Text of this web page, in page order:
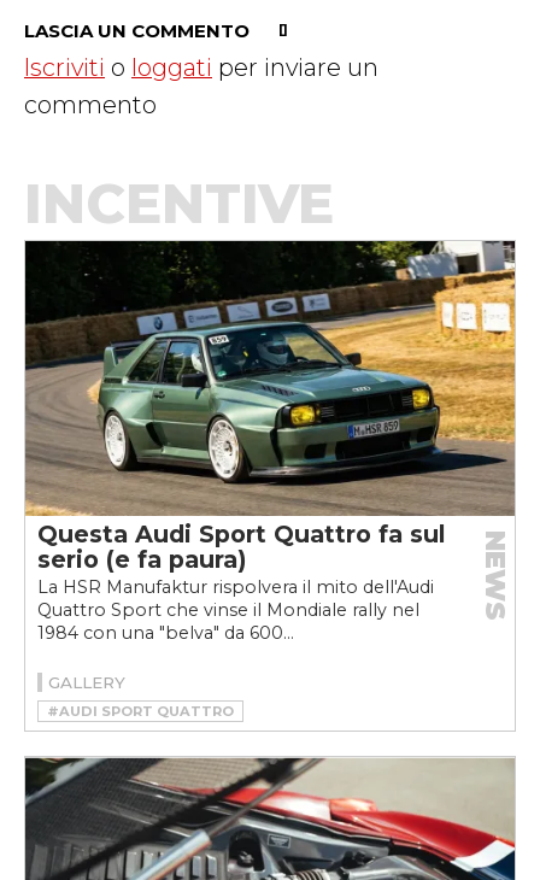
LASCIA UN COMMENTO
Iscriviti o loggati per inviare un
commento
INCENTIVE
Questa Audi Sport Quattro fa sul
serio (e fa paura)
La HSR Manufaktur rispolvera il mito dell'Audi
Quattro Sport che vinse il Mondiale rally nel
1984 con una "belva" da 600...
NEWS
GALLERY
#AUDI SPORT QUATTRO
#HSR MANUFAKTUR
#RESTOMOD